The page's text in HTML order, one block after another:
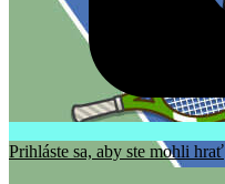
Prihláste sa, aby ste mohli hrať